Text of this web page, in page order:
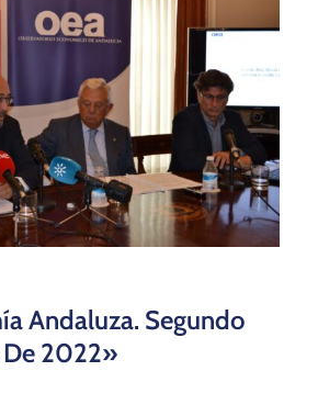
Andaluza. Segundo
2022»